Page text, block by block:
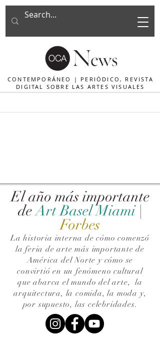
CONTEMPORÁNEO | PERIÓDICO, REVISTA
DIGITAL SOBRE LAS ARTES VISUALES
El año más importante
de Art Basel Miami |
Forbes
La historia interna de cómo comenzó
la feria de arte más importante de
América del Norte y cómo se
convirtió en un fenómeno cultural
que abarca el mundo del arte,la
arquitectura, la comida, la moda y,
por supuesto, las celebridades.